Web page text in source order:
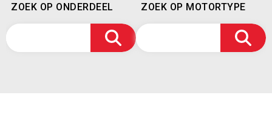
ZOEK OP ONDERDEEL ZOEK OP MOTORTYPE